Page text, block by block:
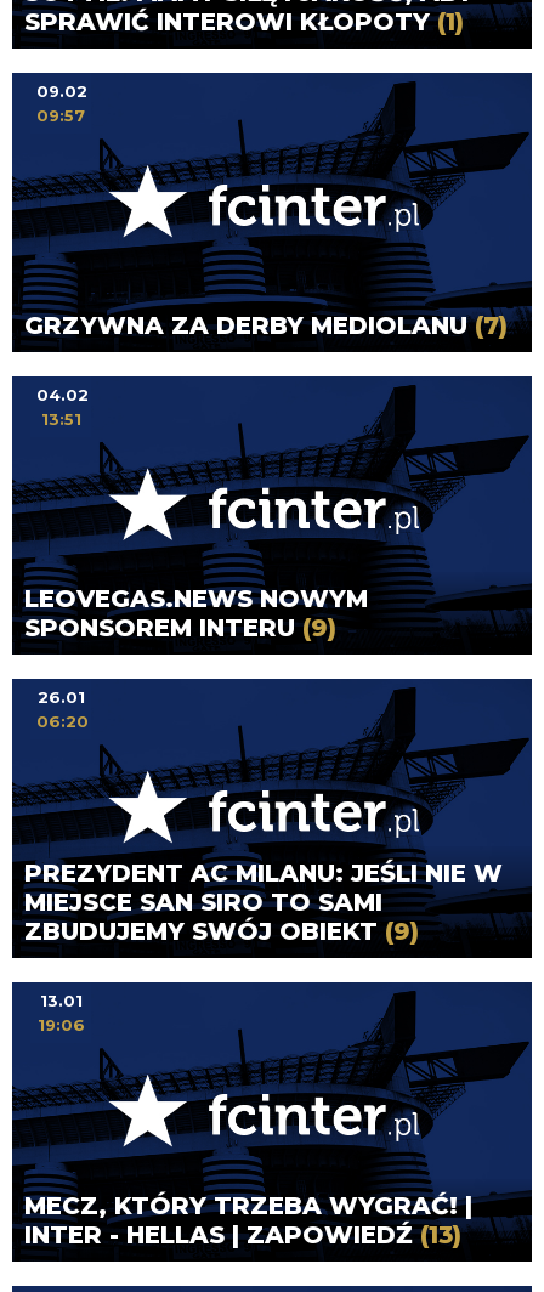
SPRAWIĆ INTEROWI KŁOPOTY(1)
GRZYWNA ZA DERBY MEDIOLANU(7)
09.02
09:57
LEOVEGAS.NEWS NOWYM
SPONSOREM INTERU(9)
04.02
13:51
PREZYDENT AC MILANU: JEŚLI NIE W
MIEJSCE SAN SIRO TO SAMI
ZBUDUJEMY SWÓJ OBIEKT (9)
26.01
06:20
MECZ, KTÓRY TRZEBA WYGRAĆ! |
INTER - HELLAS | ZAPOWIEDŹ(13)
13.01
19:06